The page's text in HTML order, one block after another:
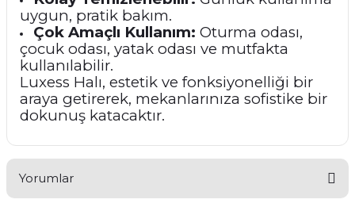
uygun, pratik bakım.
Çok Amaçlı Kullanım: Oturma odası,
çocuk odası, yatak odası ve mutfakta
kullanılabilir.
Luxess Halı, estetik ve fonksiyonelliği bir
araya getirerek, mekanlarınıza sofistike bir
dokunuş katacaktır.
Yorumlar